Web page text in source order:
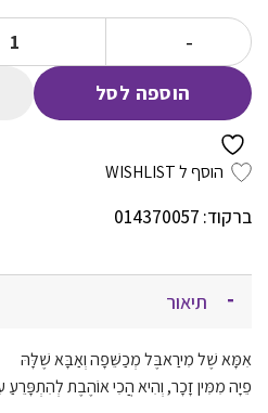
היה: הוא:
39.00 ₪. כמות של מיראבל 1
הוספה לסל
הוסף ל WISHLIST
ברקוד: 014370057
תיאור
אִמָּא שֶׁל מִירַאבֶּל מְכַשֵּׁפָה וְאַבָּא שֶׁלָּהּ
פֵיָה מִמִּין זָכָר, וְהִיא הֲכִי אוֹהֶבֶת